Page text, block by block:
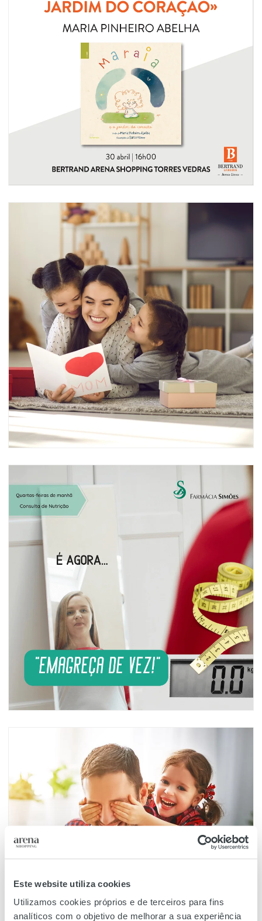
Este website utiliza cookies
Utilizamos cookies próprios e de terceiros para fins
analíticos com o objetivo de melhorar a sua experiência